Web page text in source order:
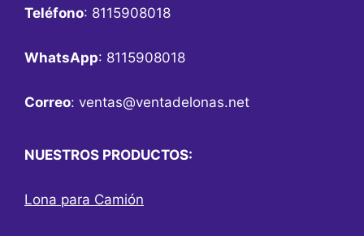
Teléfono: 8115908018
WhatsApp: 8115908018
Correo: ventas@ventadelonas.net
NUESTROS PRODUCTOS:
Lona para Camión